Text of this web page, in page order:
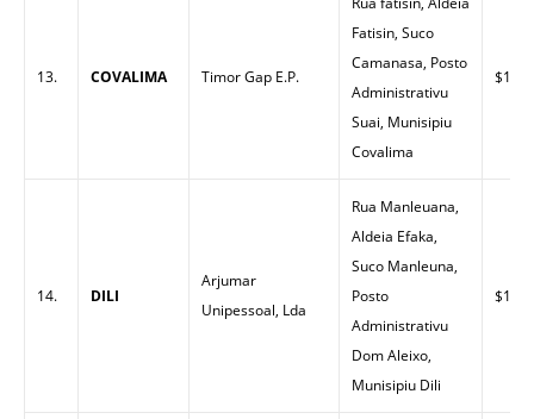
13. COVALIMA Timor Gap E.P.
Fatisin, Suco
Camanasa, Posto
Administrativu
Suai, Munisipiu
Covalima
$1.63
14. DILI
Arjumar
Unipessoal, Lda
Rua Manleuana,
Aldeia Efaka,
Suco Manleuna,
Posto
Administrativu
Dom Aleixo,
Munisipiu Dili
$1.49